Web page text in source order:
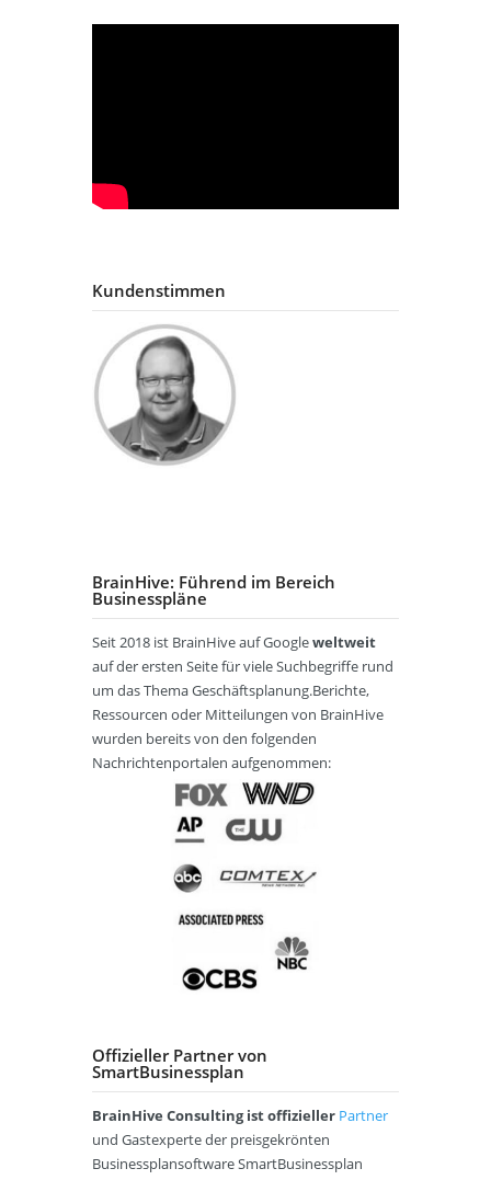
Kundenstimmen
BrainHive: Führend im Bereich
Businesspläne
Seit 2018 ist BrainHive auf Googleweltweit
auf der ersten Seite für viele Suchbegriffe rund
um das Thema Geschäftsplanung.Berichte,
Ressourcen oder Mitteilungen von BrainHive
wurden bereits von den folgenden
Nachrichtenportalen aufgenommen:
Offizieller Partner von
SmartBusinessplan
BrainHive Consulting ist offizieller Partner
und Gastexperte der preisgekrönten
Businessplansoftware SmartBusinessplan